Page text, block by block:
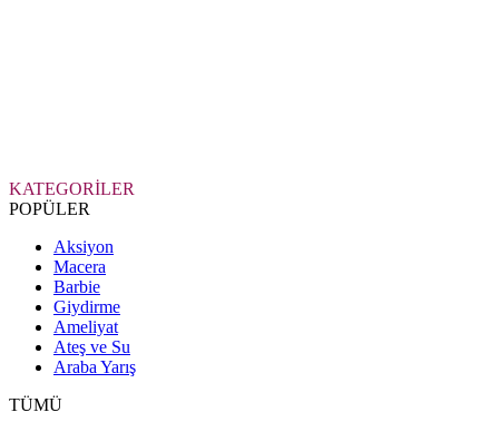
KATEGORİLER
POPÜLER
Aksiyon
Macera
Barbie
Giydirme
Ameliyat
Ateş ve Su
Araba Yarış
TÜMÜ